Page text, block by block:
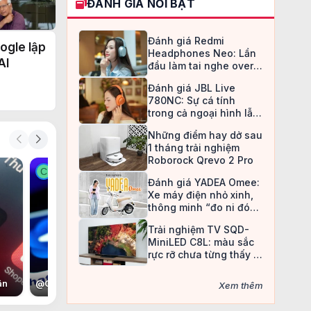
lập
C
@Con voi còi Christine May
ĐÁNH GIÁ NỔI BẬT
Đánh giá Redmi
Headphones Neo: Lần
đầu làm tai nghe over-
an toàn
Đánh giá JBL Live
780NC: Sự cá tính
trong cả ngoại hình lẫn
Những điểm hay dở sau
1 tháng trải nghiệm
Roborock Qrevo 2 Pro
Đánh giá YADEA Omee:
Xe máy điện nhỏ xinh,
thông minh “đo ni đóng
Trải nghiệm TV SQD-
MiniLED C8L: màu sắc
rực rỡ chưa từng thấy ở
Xem thêm